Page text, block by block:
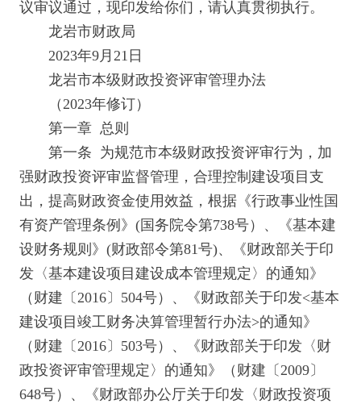
议审议通过，现印发给你们，请认真贯彻执行。
龙岩市财政局
2023年9月21日
龙岩市本级财政投资评审管理办法
（2023年修订）
第一章 总则
第一条 为规范市本级财政投资评审行为，加
强财政投资评审监督管理，合理控制建设项目支
出，提高财政资金使用效益，根据《行政事业性国
有资产管理条例》(国务院令第738号）、《基本建
设财务规则》(财政部令第81号)、《财政部关于印
发〈基本建设项目建设成本管理规定〉的通知》
（财建〔2016〕504号）、《财政部关于印发<基本
建设项目竣工财务决算管理暂行办法>的通知》
（财建〔2016〕503号）、《财政部关于印发〈财
政投资评审管理规定〉的通知》（财建〔2009〕
648号）、《财政部办公厅关于印发〈财政投资项